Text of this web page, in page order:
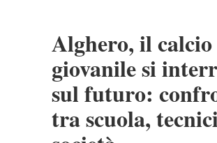
Alghero, il calcio
giovanile si
sul futuro:
tra scuola,